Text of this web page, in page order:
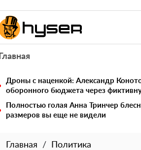
Главная
Дроны с наценкой: Александр
оборонного бюджета через
Полностью голая Анна Тринчер
размеров вы еще не видели
Главная Политика